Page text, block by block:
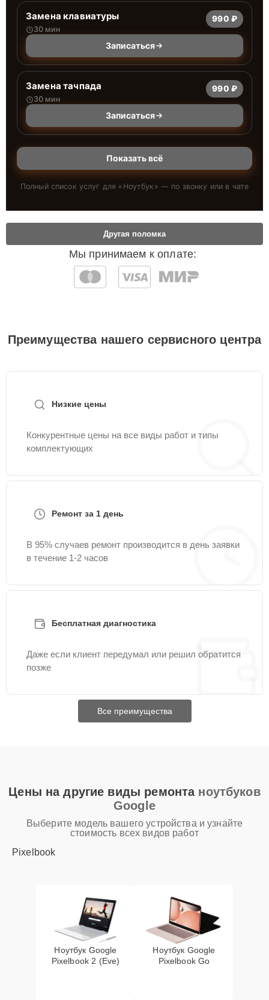
Замена клавиатуры
30 мин
990 ₽
Записаться
Замена тачпада
30 мин
990 ₽
Записаться
Показать всё
Полный список услуг для « Ноутбук » — по звонку или в чате
Мы принимаем к оплате:
Другая поломка
Преимущества нашего сервисного центра
Низкие цены
Конкурентные цены на все виды работ и типы
комплектующих
Ремонт за 1 день
В 95% случаев ремонт производится в день заявки
в течение 1-2 часов
Бесплатная диагностика
Даже если клиент передумал или решил обратится
позже
Все преимущества
Цены на другие виды ремонта ноутбуков
Google
Выберите модель вашего устройства и узнайте
стоимость всех видов работ
Pixelbook
Ноутбук Google
Pixelbook 2 (Eve)
Ноутбук Google
Pixelbook Go